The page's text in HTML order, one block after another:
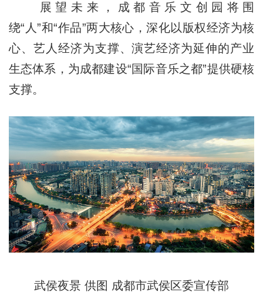
展望未来，成都音乐文创园将围
绕“人”和“作品”两大核心，深化以版权经济为核
心、艺人经济为支撑、演艺经济为延伸的产业
生态体系，为成都建设“国际音乐之都”提供硬核
支撑。
武侯夜景 供图 成都市武侯区委宣传部